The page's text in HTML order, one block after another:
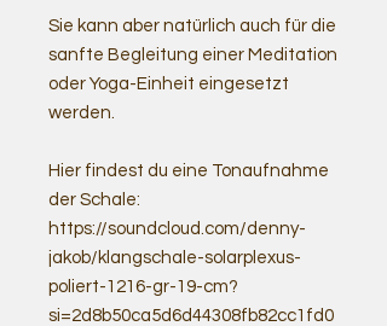
Sie kann aber natürlich auch für die
sanfte Begleitung einer Meditation
oder Yoga-Einheit eingesetzt
werden.
Hier findest du eine Tonaufnahme
der Schale:
https://soundcloud.com/denny-
jakob/klangschale-solarplexus-
poliert-1216-gr-19-cm?
si=2d8b50ca5d6d44308fb82cc1fd0